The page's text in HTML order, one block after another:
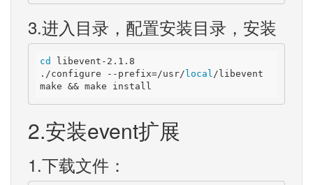
3.进入目录，配置安装目录，安装
cd
libevent-2.1.8
./configure --prefix=/usr/ local/libevent
make && make install
2.安装event扩展
1.下载文件：